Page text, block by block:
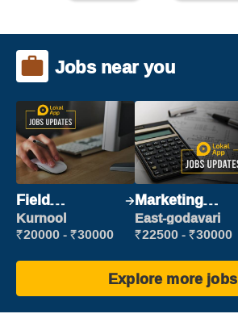
Jobs near you
Field
Marketing
Executive
Kurnool
₹20000 - ₹30000
Marketing
Executive
East-godavari
₹22500 - ₹30000
Explore more jobs